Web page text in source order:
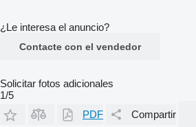
¿Le interesa el anuncio?
Contacte con el vendedor
Solicitar fotos adicionales
1/5
PDF
Compartir